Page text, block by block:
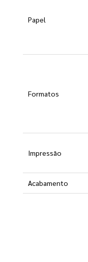
Papel
Formatos
Impressão
Acabamento